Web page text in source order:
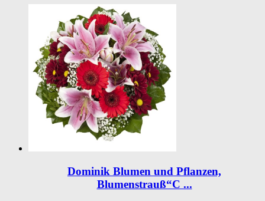
Dominik Blumen und Pflanzen,
Blumenstrauß“C ...